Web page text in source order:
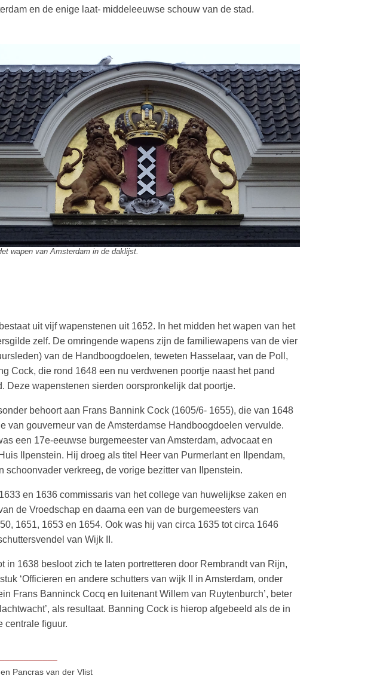
en de enige laat- middeleeuwse schouw van de stad.
wapen van Amsterdam in de daklijst.
uit vijf wapenstenen uit 1652. In het midden het wapen van het
zelf. De omringende wapens zijn de familiewapens van de vier
van de Handboogdoelen, teweten Hasselaar, van de Poll,
Cock, die rond 1648 een nu verdwenen poortje naast het pand
Deze wapenstenen sierden oorspronkelijk dat poortje.
behoort aan Frans Bannink Cock (1605/6- 1655), die van 1648
van gouverneur van de Amsterdamse Handboogdoelen vervulde.
een 17e-eeuwse burgemeester van Amsterdam, advocaat en
Ilpenstein. Hij droeg als titel Heer van Purmerlant en Ilpendam,
schoonvader verkreeg, de vorige bezitter van Ilpenstein.
en 1636 commissaris van het college van huwelijkse zaken en
de Vroedschap en daarna een van de burgemeesters van
1651, 1653 en 1654. Ook was hij van circa 1635 tot circa 1646
van Wijk II.
in 1638 besloot zich te laten portretteren door Rembrandt van Rijn,
‘Officieren en andere schutters van wijk II in Amsterdam, onder
Frans Banninck Cocq en luitenant Willem van Ruytenburch’, beter
als resultaat. Banning Cock is hierop afgebeeld als de in
centrale figuur.
Pancras van der Vlist